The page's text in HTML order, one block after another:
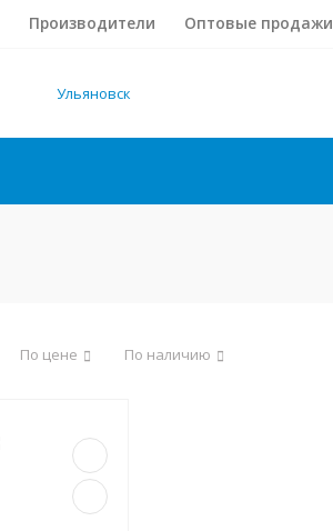
Производители Оптовые продажи
Ульяновск
По цене По наличию